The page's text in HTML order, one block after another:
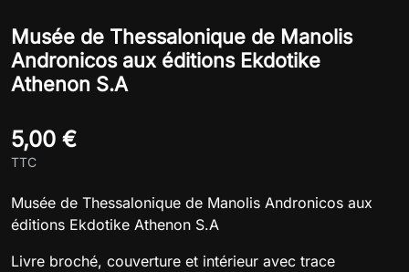
Musée de Thessalonique de Manolis
Andronicos aux éditions Ekdotike
Athenon S.A
5,00 €
TTC
Musée de Thessalonique de Manolis Andronicos aux
éditions Ekdotike Athenon S.A
Livre broché, couverture et intérieur avec trace